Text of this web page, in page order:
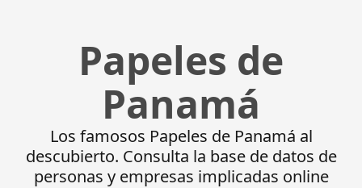
Papeles de
Panamá
Los famosos Papeles de Panamá al
descubierto. Consulta la base de datos de
personas y empresas implicadas online